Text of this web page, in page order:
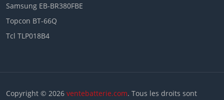
Samsung EB-BR380FBE
Topcon BT-66Q
Tcl TLP018B4
Copyright © 2026 ventebatterie.com. Tous les droits sont